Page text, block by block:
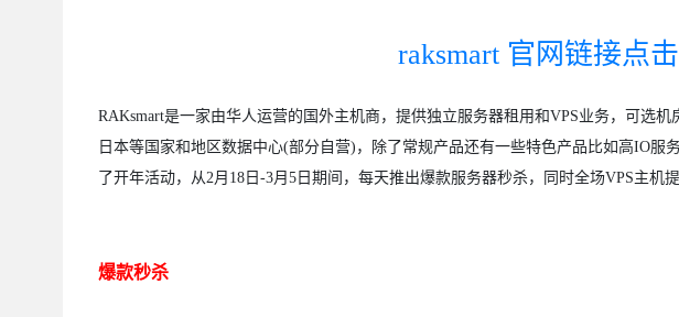
raksmart 官网链接点
RAKsmart是一家由华人运营的国外主机商，提供独立服务器租用和VPS业务，可选
日本等国家和地区数据中心(部分自营)，除了常规产品还有一些特色产品比如高IO服
了开年活动，从2月18日-3月5日期间，每天推出爆款服务器秒杀，同时全场VPS主机
爆款秒杀